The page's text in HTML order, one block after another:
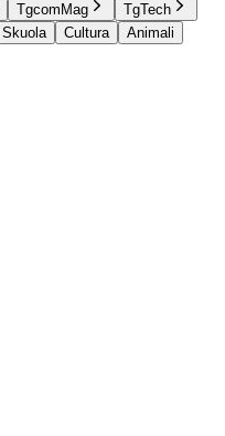
TgcomMag
TgTech
Skuola Cultura
Animali